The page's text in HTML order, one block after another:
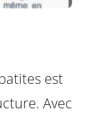
est
Avec